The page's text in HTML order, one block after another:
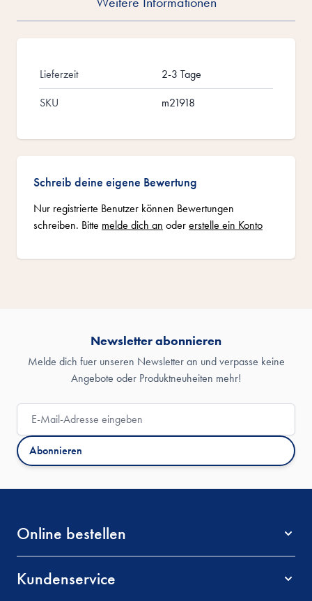
Lieferzeit
2-3 Tage
SKU
m21918
Schreib deine eigene Bewertung
Nur registrierte Benutzer können Bewertungen
schreiben. Bitte melde dich an odererstelle ein Konto
Newsletter abonnieren
Melde dich fuer unseren Newsletter an und verpasse keine
Angebote oder Produktneuheiten mehr!
E-Mail-Adresse
Abonnieren
Online bestellen
Kundenservice